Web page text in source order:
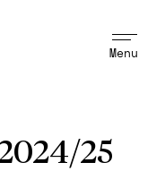
Menu
25